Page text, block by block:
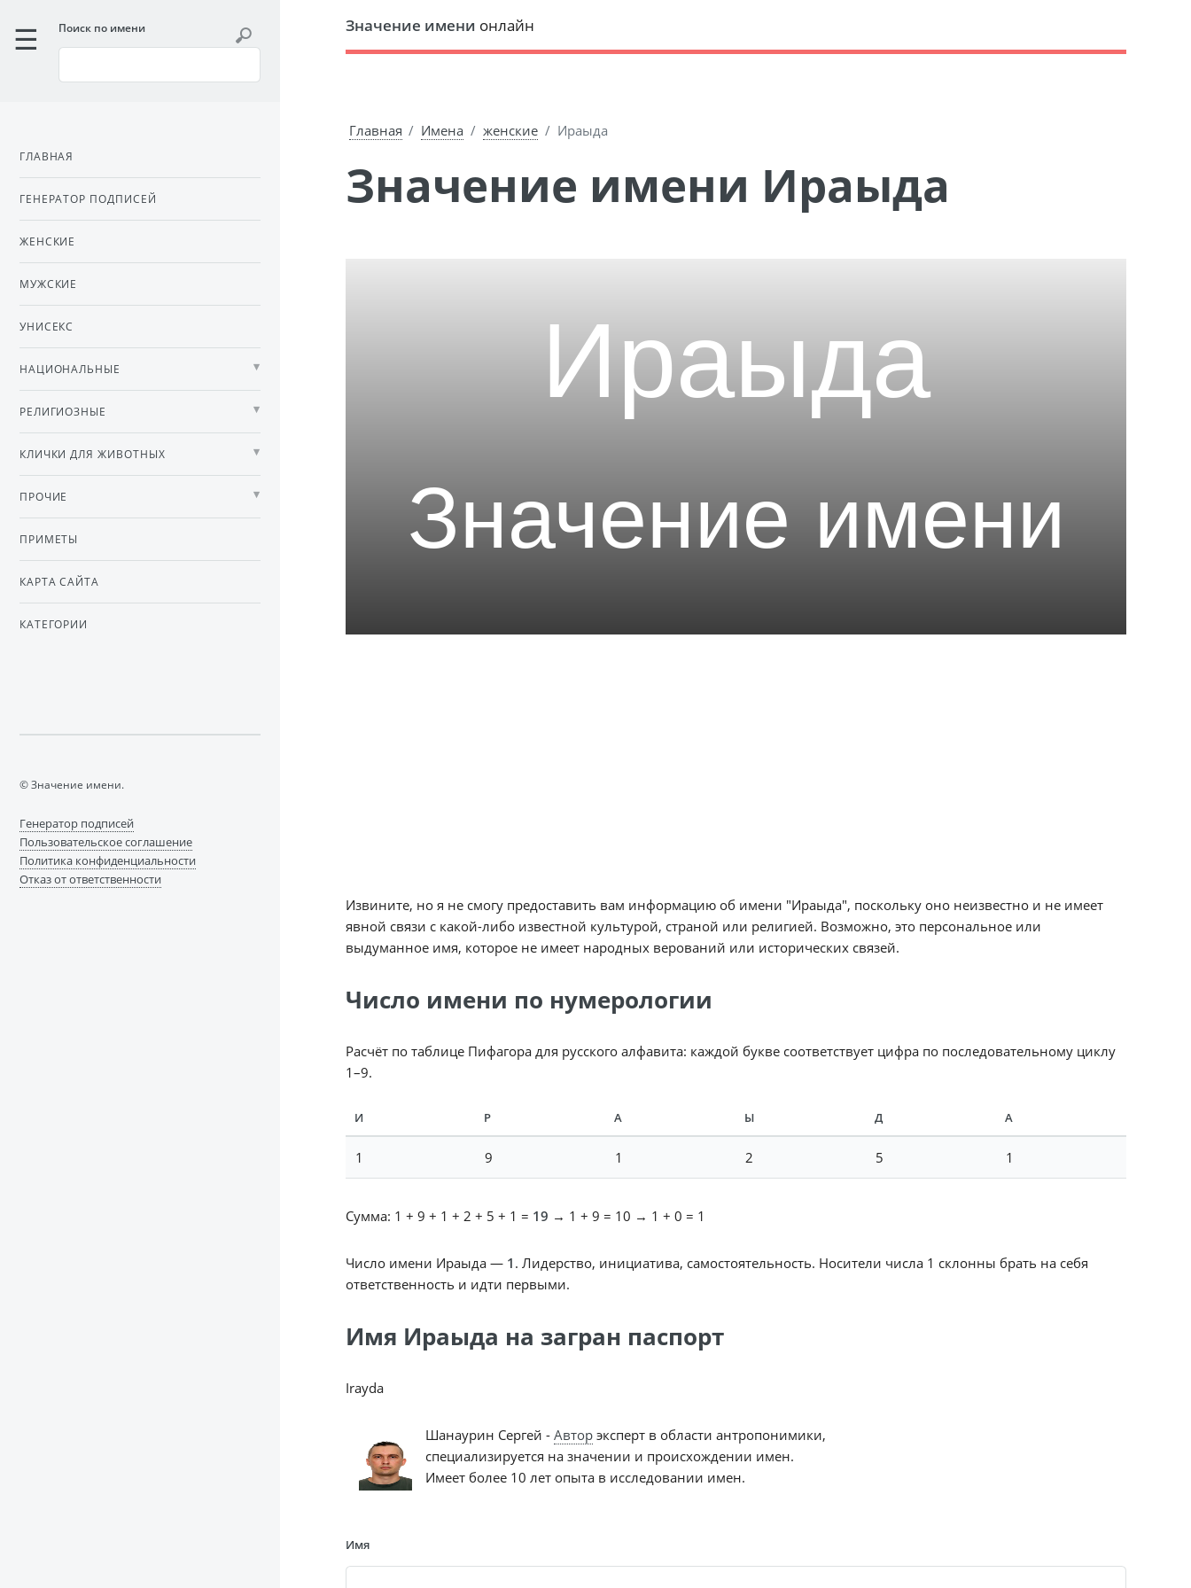
Значение имени онлайн
Главная Имена женские Ираыда
Значение имени Ираыда
Извините, но я не смогу предоставить вам информацию об имени "Ираыда", поскольку оно неизвестно и не имеет
явной связи с какой-либо известной культурой, страной или религией. Возможно, это персональное или
выдуманное имя, которое не имеет народных верований или исторических связей.
Число имени по нумерологии
Расчёт по таблице Пифагора для русского алфавита: каждой букве соответствует цифра по последовательному циклу
1–9.
И Р А Ы Д А
1 9 1 2 5 1
Сумма: 1 + 9 + 1 + 2 + 5 + 1 = 19 → 1 + 9 = 10 → 1 + 0 = 1
Число имени Ираыда — 1 . Лидерство, инициатива, самостоятельность. Носители числа 1 склонны брать на себя
ответственность и идти первыми.
Имя Ираыда на загран паспорт
Irayda
Шанаурин Сергей - Авторэксперт в области антропонимики,
специализируется на значении и происхождении имен.
Имеет более 10 лет опыта в исследовании имен.
Имя
Поиск по имени
ГЛАВНАЯ
ГЕНЕРАТОР ПОДПИСЕЙ
ЖЕНСКИЕ
МУЖСКИЕ
УНИСЕКС
НАЦИОНАЛЬНЫЕ
РЕЛИГИОЗНЫЕ
КЛИЧКИ ДЛЯ ЖИВОТНЫХ
ПРОЧИЕ
ПРИМЕТЫ
КАРТА САЙТА
КАТЕГОРИИ
© Значение имени.
Генератор подписей
Пользовательское соглашение
Политика конфиденциальности
Отказ от ответственности